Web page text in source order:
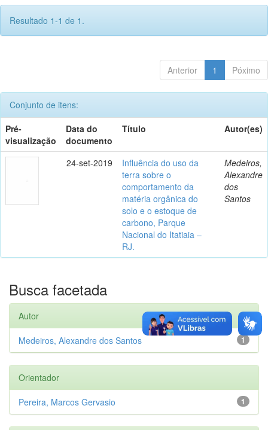
Resultado 1-1 de 1.
Anterior 1 Póximo
Conjunto de itens:
Pré-
visualização
Data do
documento
Título Autor(es)
24-set-2019
Influência do uso da
terra sobre o
comportamento da
matéria orgânica do
solo e o estoque de
carbono, Parque
Nacional do Itatiaia –
RJ.
Medeiros,
Alexandre
dos
Santos
Busca facetada
Autor
1
Medeiros, Alexandre dos Santos
Orientador
1
Pereira, Marcos Gervasio